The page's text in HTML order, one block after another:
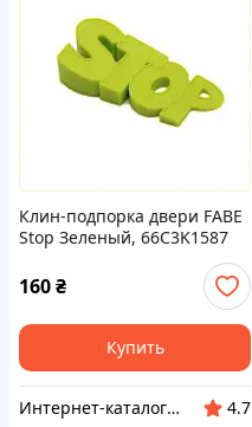
Клин-подпорка двери FABE
Stop Зеленый, 66C3K1587
160₴
Купить
Интернет-каталог скидок "Гривна Маркет"
4.7